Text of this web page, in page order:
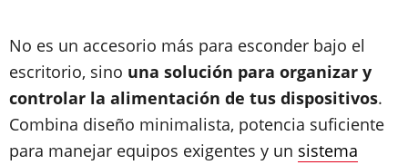
No es un accesorio más para esconder bajo el
escritorio, sino una solución para organizar y
controlar la alimentación de tus dispositivos.
Combina diseño minimalista, potencia suficiente
para manejar equipos exigentes y un sistema